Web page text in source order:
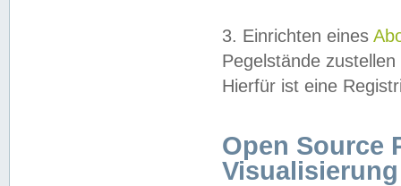
3. Einrichten eines
Pegelstände
Hierfür ist eine
Open Source
Visualisierung